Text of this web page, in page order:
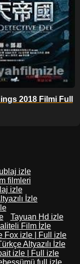
2018 Filmi Full
izle
filmleri
izle
İzle
Tayuan Hd izle
Film İzle
Fox izle | Full izle
Altyazılı İzle
izle | Full izle
full izle